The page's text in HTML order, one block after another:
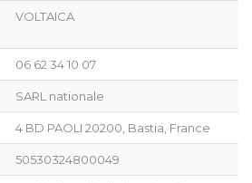
VOLTAICA
06 62 34 10 07
SARL nationale
4 BD PAOLI 20200, Bastia, France
50530324800049